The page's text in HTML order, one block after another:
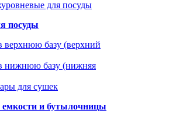
посуды
базу (верхний
нижнюю базу (нижняя
для сушек
емкости и бутылочницы